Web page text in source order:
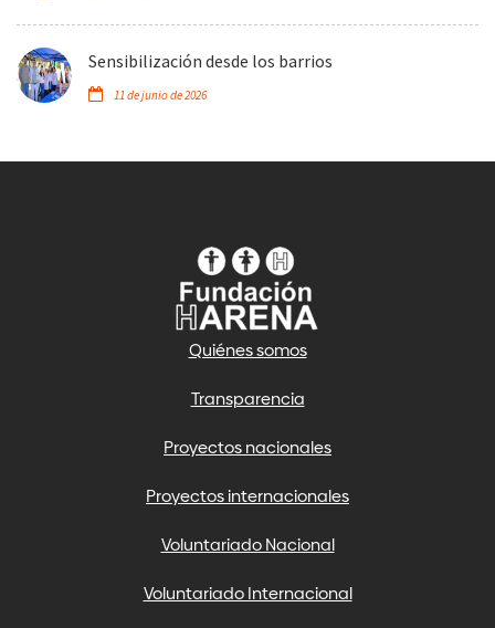
Sensibilización desde los barrios
11 de junio de 2026
Quiénes somos
Transparencia
Proyectos nacionales
Proyectos internacionales
Voluntariado Nacional
Voluntariado Internacional